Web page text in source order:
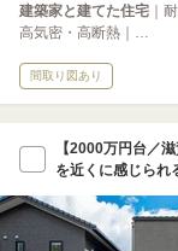
建築家と建てた住宅 ｜
高気密・高断熱｜…
間取り図あり
【2000万円台／
を近くに感じられ